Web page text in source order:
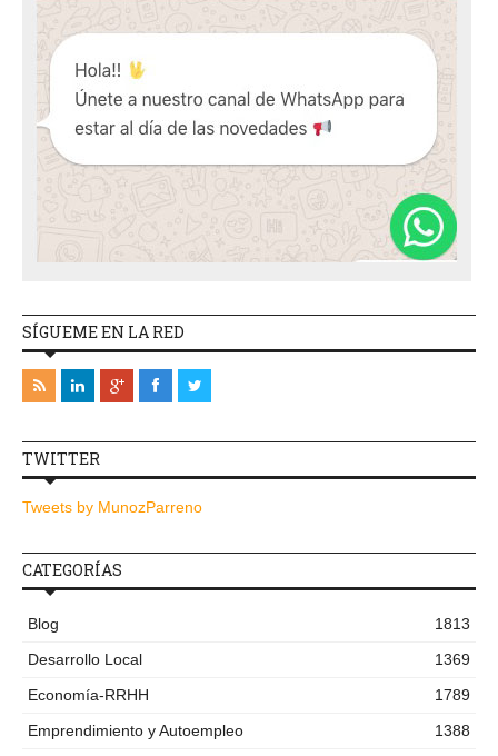
SÍGUEME EN LA RED
TWITTER
Tweets by MunozParreno
CATEGORÍAS
Blog
1813
Desarrollo Local
1369
Economía-RRHH
1789
Emprendimiento y Autoempleo
1388